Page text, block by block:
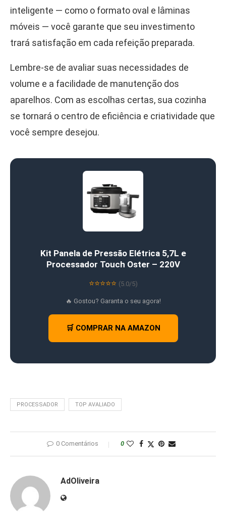
inteligente — como o formato oval e lâminas
móveis — você garante que seu investimento
trará satisfação em cada refeição preparada.
Lembre-se de avaliar suas necessidades de
volume e a facilidade de manutenção dos
aparelhos. Com as escolhas certas, sua cozinha
se tornará o centro de eficiência e criatividade que
você sempre desejou.
Kit Panela de Pressão Elétrica 5,7L e
Processador Touch Oster – 220V
⭐⭐⭐⭐⭐ (5.0/5)
🔥 Gostou? Garanta o seu agora!
🛒 COMPRAR NA AMAZON
PROCESSADOR TOP AVALIADO
0 Comentários 0
AdOliveira